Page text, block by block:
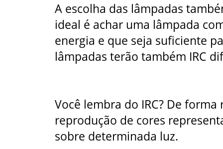
A escolha das lâmpadas
ideal é achar uma lâmpada
energia e que seja suficiente
lâmpadas terão também IRC
Você lembra do IRC? De
reprodução de cores
sobre determinada luz.